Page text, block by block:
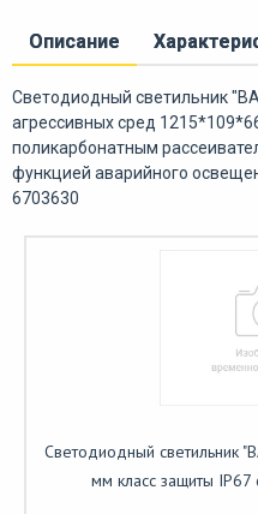
Описание
Светодиодный светильник
агрессивных сред
поликарбонатным
функцией аварийного
6703630
Светодиодный светильник
мм класс защиты IP67